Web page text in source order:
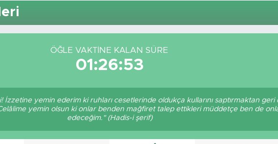
ÖĞLE VAKTINE KALAN SÜRE
01:26:53
yemin ederim ki ruhları cesetlerinde oldukça kullarını saptırmaktan geri
yemin olsun ki onlar benden mağfiret talep ettikleri müddetçe ben de
edeceğim." (Hadis-i şerif)